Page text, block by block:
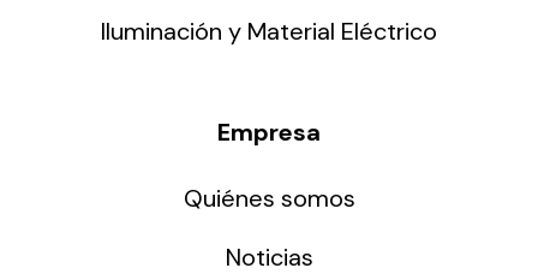
Iluminación y Material Eléctrico
Empresa
Quiénes somos
Noticias